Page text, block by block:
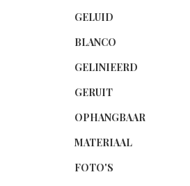
GELUID
BLANCO
GELINIEERD
GERUIT
OPHANGBAAR
MATERIAAL
FOTO'S